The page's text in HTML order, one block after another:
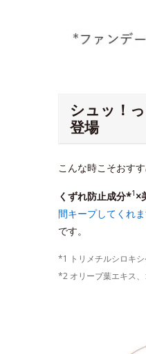
シュッ！
登場
こんな時こそおすす
くずれ防止成分*1 ×
間キープしてくれ
です。
*1 トリメチルシロキ
*2 オリーブ葉エキス、